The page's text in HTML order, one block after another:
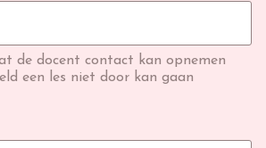
de docent contact kan opnemen
een les niet door kan gaan